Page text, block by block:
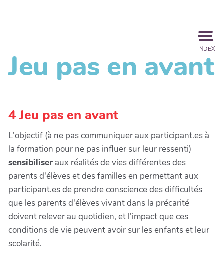
INDEX
Jeu pas en avant
4 Jeu pas en avant
L'objectif (à ne pas communiquer aux participant.es à
la formation pour ne pas influer sur leur ressenti)
sensibiliser aux réalités de vies différentes des
parents d'élèves et des familles en permettant aux
participant.es de prendre conscience des difficultés
que les parents d'élèves vivant dans la précarité
doivent relever au quotidien, et l'impact que ces
conditions de vie peuvent avoir sur les enfants et leur
scolarité.